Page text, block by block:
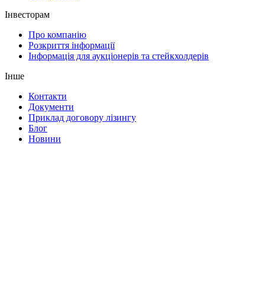
Інвесторам
Про компанію
Розкриття інформації
Інформація для аукціонерів та стейкхолдерів
Інше
Контакти
Документи
Приклад договору лізингу
Блог
Новини